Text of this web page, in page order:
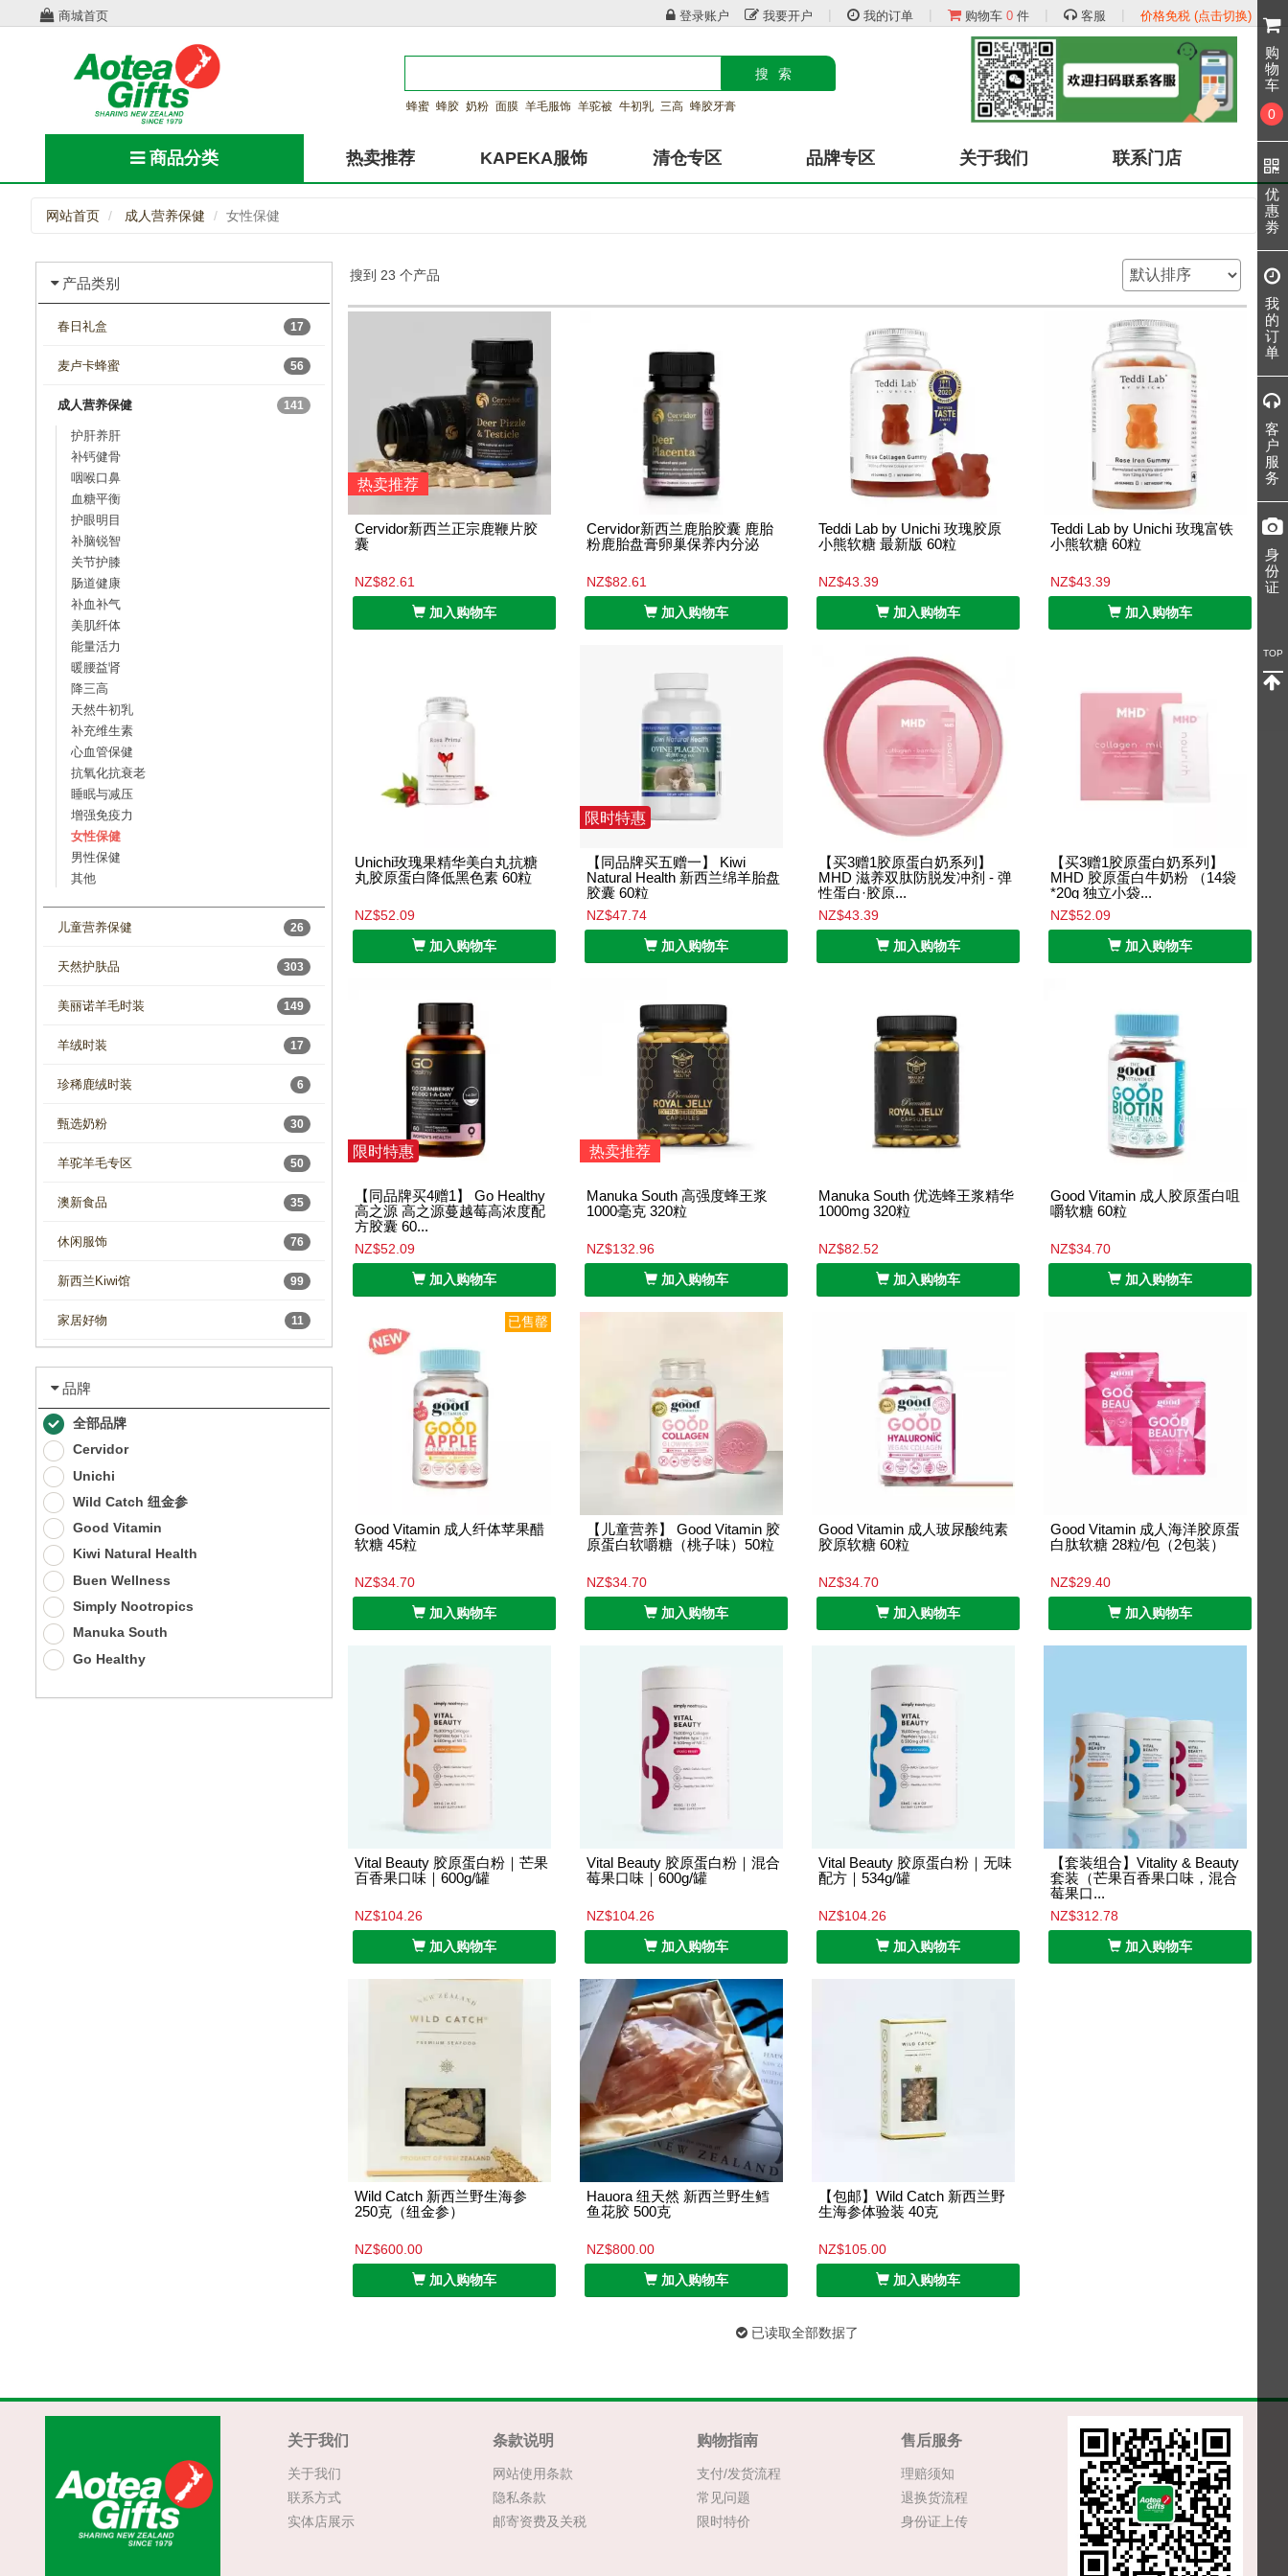
购
物
车
0
优
惠
劵
我
的
订
单
客
户
服
务
身
份
证
TOP
商城首页 登录账户 我要开户 | 我的订单 | 购物车 0件 | 客服 | 价格免税 (点击切换)
搜索
蜂蜜 蜂胶 奶粉 面膜 羊毛服饰 羊驼被 牛初乳 三高 蜂胶牙膏
商品分类 热卖推荐 KAPEKA服饰 清仓专区 品牌专区 关于我们 联系门店
网站首页 成人营养保健 女性保健
产品类别
17
春日礼盒
56
麦卢卡蜂蜜
141
成人营养保健
护肝养肝
补钙健骨
咽喉口鼻
血糖平衡
护眼明目
补脑锐智
关节护膝
肠道健康
补血补气
美肌纤体
能量活力
暖腰益肾
降三高
天然牛初乳
补充维生素
心血管保健
抗氧化抗衰老
睡眠与减压
增强免疫力
女性保健
男性保健
其他
26
儿童营养保健
303
天然护肤品
149
美丽诺羊毛时装
17
羊绒时装
6
珍稀鹿绒时装
30
甄选奶粉
50
羊驼羊毛专区
35
澳新食品
76
休闲服饰
99
新西兰Kiwi馆
11
家居好物
品牌
全部品牌
Cervidor
Unichi
Wild Catch 纽金参
Good Vitamin
Kiwi Natural Health
Buen Wellness
Simply Nootropics
Manuka South
Go Healthy
搜到 23 个产品
热卖推荐
Cervidor新西兰正宗鹿鞭片胶
囊
NZ$82.61
加入购物车
Cervidor新西兰鹿胎胶囊 鹿胎
粉鹿胎盘膏卵巢保养内分泌
NZ$82.61
加入购物车
Teddi Lab by Unichi 玫瑰胶原
小熊软糖 最新版 60粒
NZ$43.39
加入购物车
Teddi Lab by Unichi 玫瑰富铁
小熊软糖 60粒
NZ$43.39
加入购物车
Unichi玫瑰果精华美白丸抗糖
丸胶原蛋白降低黑色素 60粒
NZ$52.09
加入购物车
限时特惠
【同品牌买五赠一】 Kiwi
Natural Health 新西兰绵羊胎盘
胶囊 60粒
NZ$47.74
加入购物车
【买3赠1胶原蛋白奶系列】
MHD 滋养双肽防脱发冲剂 - 弹
性蛋白·胶原...
NZ$43.39
加入购物车
【买3赠1胶原蛋白奶系列】
MHD 胶原蛋白牛奶粉 （14袋
*20g 独立小袋...
NZ$52.09
加入购物车
限时特惠
【同品牌买4赠1】 Go Healthy
高之源 高之源蔓越莓高浓度配
方胶囊 60...
NZ$52.09
加入购物车
热卖推荐
Manuka South 高强度蜂王浆
1000毫克 320粒
NZ$132.96
加入购物车
Manuka South 优选蜂王浆精华
1000mg 320粒
NZ$82.52
加入购物车
Good Vitamin 成人胶原蛋白咀
嚼软糖 60粒
NZ$34.70
加入购物车
已售罄
Good Vitamin 成人纤体苹果醋
软糖 45粒
NZ$34.70
加入购物车
【儿童营养】 Good Vitamin 胶
原蛋白软嚼糖（桃子味）50粒
NZ$34.70
加入购物车
Good Vitamin 成人玻尿酸纯素
胶原软糖 60粒
NZ$34.70
加入购物车
Good Vitamin 成人海洋胶原蛋
白肽软糖 28粒/包（2包装）
NZ$29.40
加入购物车
Vital Beauty 胶原蛋白粉｜芒果
百香果口味｜600g/罐
NZ$104.26
加入购物车
Vital Beauty 胶原蛋白粉｜混合
莓果口味｜600g/罐
NZ$104.26
加入购物车
Vital Beauty 胶原蛋白粉｜无味
配方｜534g/罐
NZ$104.26
加入购物车
【套装组合】Vitality & Beauty
套装（芒果百香果口味，混合
莓果口...
NZ$312.78
加入购物车
Wild Catch 新西兰野生海参
250克（纽金参）
NZ$600.00
加入购物车
Hauora 纽天然 新西兰野生鳕
鱼花胶 500克
NZ$800.00
加入购物车
【包邮】Wild Catch 新西兰野
生海参体验装 40克
NZ$105.00
加入购物车
已读取全部数据了
关于我们
关于我们
联系方式
实体店展示
条款说明
网站使用条款
隐私条款
邮寄资费及关税
购物指南
支付/发货流程
常见问题
限时特价
售后服务
理赔须知
退换货流程
身份证上传